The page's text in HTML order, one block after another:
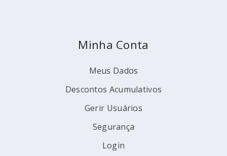
Minha Conta
Meus Dados
Descontos Acumulativos
Gerir Usuários
Segurança
Login